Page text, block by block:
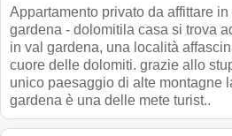
Appartamento privato da affittare in
gardena - dolomitila casa si trova
in val gardena, una località
cuore delle dolomiti. grazie allo
unico paesaggio di alte montagne
gardena è una delle mete turist..